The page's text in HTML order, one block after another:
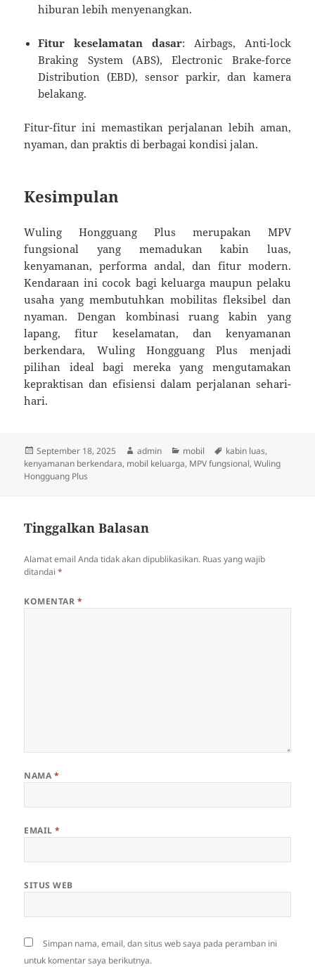
hiburan lebih menyenangkan.
Fitur keselamatan dasar: Airbags, Anti-lock
Braking System (ABS), Electronic Brake-force
Distribution (EBD), sensor parkir, dan kamera
belakang.
Fitur-fitur ini memastikan perjalanan lebih aman,
nyaman, dan praktis di berbagai kondisi jalan.
Kesimpulan
Wuling Hongguang Plus merupakan MPV
fungsional yang memadukan kabin luas,
kenyamanan, performa andal, dan fitur modern.
Kendaraan ini cocok bagi keluarga maupun pelaku
usaha yang membutuhkan mobilitas fleksibel dan
nyaman. Dengan kombinasi ruang kabin yang
lapang, fitur keselamatan, dan kenyamanan
berkendara, Wuling Hongguang Plus menjadi
pilihan ideal bagi mereka yang mengutamakan
kepraktisan dan efisiensi dalam perjalanan sehari-
hari.
Diposkan
pada
September 18, 2025 Penulis
admin Kategori
mobil Tag
kabin luas,
kenyamanan berkendara, mobil keluarga, MPV fungsional,Wuling
Hongguang Plus
Tinggalkan Balasan
Alamat email Anda tidak akan dipublikasikan. Ruas yang wajib
ditandai*
KOMENTAR *
NAMA *
EMAIL*
SITUS WEB
Simpan nama, email, dan situs web saya pada peramban ini
untuk komentar saya berikutnya.